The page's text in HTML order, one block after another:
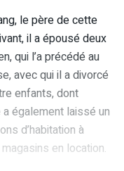
le père de cette
il a épousé deux
qui l’a précédé au
avec qui il a divorcé
enfants, dont
également laissé un
d’habitation à
en location.